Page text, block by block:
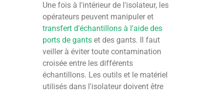
Une fois à l'intérieur de l'isolateur, les
opérateurs peuvent manipuler et
transfert d'échantillons à l'aide des
ports de gants et des gants. Il faut
veiller à éviter toute contamination
croisée entre les différents
échantillons. Les outils et le matériel
utilisés dans l'isolateur doivent être